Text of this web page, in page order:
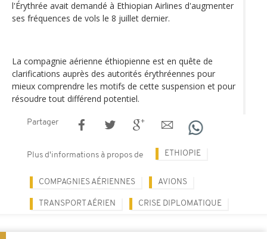
l'Érythrée avait demandé à Ethiopian Airlines d'augmenter
ses fréquences de vols le 8 juillet dernier.
La compagnie aérienne éthiopienne est en quête de
clarifications auprès des autorités érythréennes pour
mieux comprendre les motifs de cette suspension et pour
résoudre tout différend potentiel.
Partager
Plus d'informations à propos de ETHIOPIE
COMPAGNIES AÉRIENNES AVIONS
TRANSPORT AÉRIEN CRISE DIPLOMATIQUE